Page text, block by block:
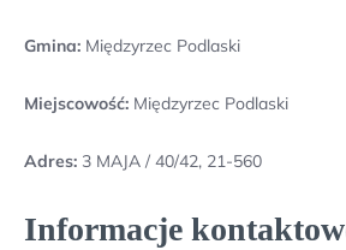
Gmina: Międzyrzec Podlaski
Miejscowość: Międzyrzec Podlaski
Adres: 3 MAJA / 40/42, 21-560
Informacje